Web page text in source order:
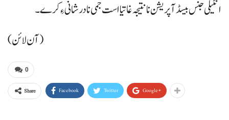
انٹیلی جنس بیسڈ آپریشن نا نتیجہ غاتیا است جمی نا درشانی ءِ کرے۔
(آن لائن)
0
Share Facebook Twitter Google+